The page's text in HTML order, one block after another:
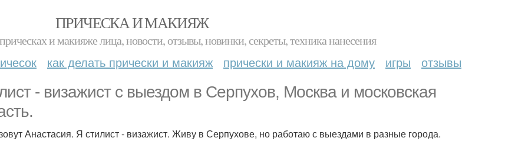
ПРИЧЕСКА И МАКИЯЖ
и макияже лица, новости, отзывы, новинки, секреты, техника нанесения
как делать прически и макияж прически и макияж на дому игры отзывы
- визажист с выездом в Серпухов, Москва и московская
Анастасия. Я стилист - визажист. Живу в Серпухове, но работаю с выездами в разные города.